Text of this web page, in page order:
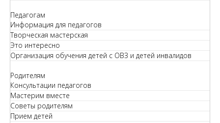
Педагогам
Информация для педагогов
Творческая мастерская
Это интересно
Организация обучения детей с ОВЗ и детей инвалидов
Родителям
Консультации педагогов
Мастерим вместе
Советы родителям
Прием детей